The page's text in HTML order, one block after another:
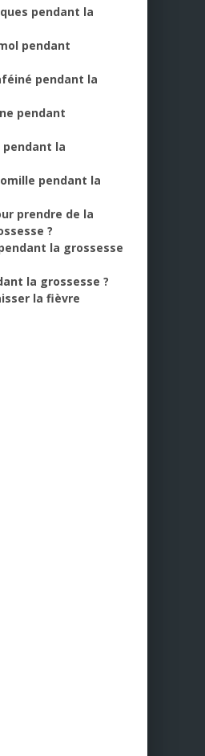
pendant la
pendant
pendant la
pendant
la
pendant la
prendre de la
?
la grossesse
la grossesse ?
la fièvre